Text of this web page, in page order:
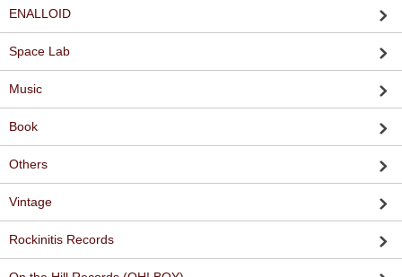
ENALLOID
Space Lab
Music
Book
Others
Vintage
Rockinitis Records